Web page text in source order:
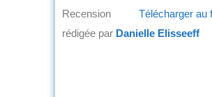
Télécharger au
Recension
rédigée par Danielle Elisseeff